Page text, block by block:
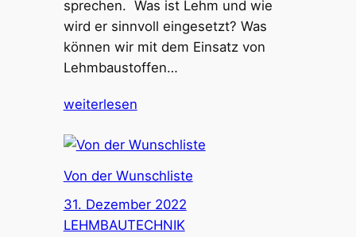
sprechen. Was ist Lehm und wie
wird er sinnvoll eingesetzt? Was
können wir mit dem Einsatz von
Lehmbaustoffen…
weiterlesen
Von der Wunschliste
31. Dezember 2022
LEHMBAUTECHNIK